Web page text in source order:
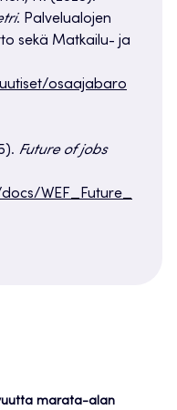
. Palvelualojen
sekä Matkailu- ja
osaajabaro
Future of jobs
WEF_Future_
marata-alan